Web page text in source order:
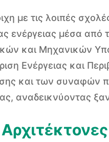
με τις λοιπές
ενέργειας μέσα από
και Μηχανικών
Ενέργειας και
και των συναφών
αναδεικνύοντας